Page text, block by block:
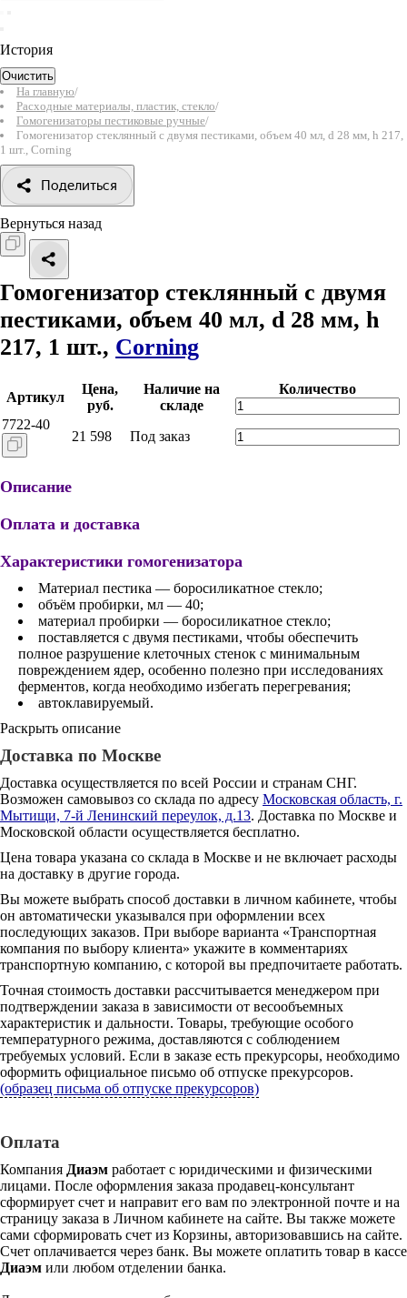
История
Очистить
На главную/
Расходные материалы, пластик, стекло/
Гомогенизаторы пестиковые ручные/
Гомогенизатор стеклянный с двумя пестиками, объем 40 мл, d 28 мм, h 217,
1 шт., Corning
Поделиться
Вернуться назад
Гомогенизатор стеклянный с двумя
пестиками, объем 40 мл, d 28 мм, h
217, 1 шт., Corning
Артикул
Цена,
руб.
Наличие на
складе
Количество
7722-40
21 598 Под заказ
Описание
Оплата и доставка
Характеристики гомогенизатора
Материал пестика — боросиликатное стекло;
объём пробирки, мл — 40;
материал пробирки — боросиликатное стекло;
поставляется с двумя пестиками, чтобы обеспечить
полное разрушение клеточных стенок с минимальным
повреждением ядер, особенно полезно при исследованиях
ферментов, когда необходимо избегать перегревания;
автоклавируемый.
Раскрыть описание
Доставка по Москве
Доставка осуществляется по всей России и странам СНГ.
Возможен самовывоз со склада по адресу Московская область, г.
Мытищи, 7-й Ленинский переулок, д.13. Доставка по Москве и
Московской области осуществляется бесплатно.
Цена товара указана со склада в Москве и не включает расходы
на доставку в другие города.
Вы можете выбрать способ доставки в личном кабинете, чтобы
он автоматически указывался при оформлении всех
последующих заказов. При выборе варианта «Транспортная
компания по выбору клиента» укажите в комментариях
транспортную компанию, с которой вы предпочитаете работать.
Точная стоимость доставки рассчитывается менеджером при
подтверждении заказа в зависимости от весообъемных
характеристик и дальности. Товары, требующие особого
температурного режима, доставляются с соблюдением
требуемых условий. Если в заказе есть прекурсоры, необходимо
оформить официальное письмо об отпуске прекурсоров.
(образец письма об отпуске прекурсоров)
Оплата
Компания Диаэм работает с юридическими и физическими
лицами. После оформления заказа продавец-консультант
сформирует счет и направит его вам по электронной почте и на
страницу заказа в Личном кабинете на сайте. Вы также можете
сами сформировать счет из Корзины, авторизовавшись на сайте.
Счет оплачивается через банк. Вы можете оплатить товар в кассе
Диаэм или любом отделении банка.